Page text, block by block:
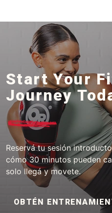
Start Your
Journey
Reservá tu sesión
cómo 30 minutos pueden
solo llegá y movete.
OBTÉN